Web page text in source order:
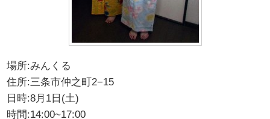
場所:みんくる
住所:三条市仲之町2−15
日時:8月1日(土)
時間:14:00~17:00